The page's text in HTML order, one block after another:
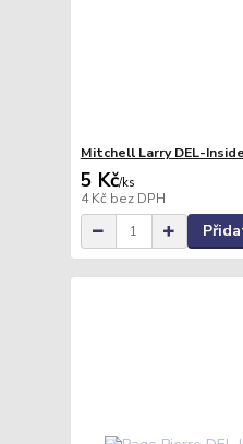
Mitchell Larry DEL-
5 Kč/ks
4 Kč bez DPH